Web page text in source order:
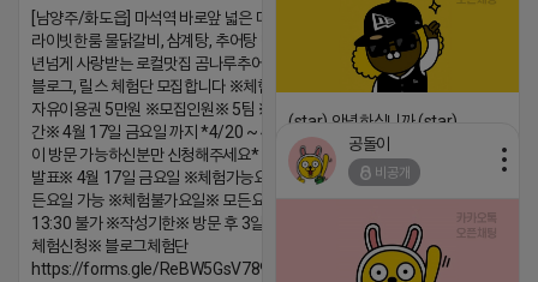
[남양주/화도읍] 마석역 바로앞 넓은 매장과, 프
라이빗한룸 물닭갈비, 삼계탕, 추어탕 맛집 10
년넘게 사랑받는 로컬맛집 곰나루추어탕에서
블로그, 릴스 체험단 모집합니다 ※체험메뉴※
자유이용권 5만원 ※모집인원※ 5팀 ※모집기
간※ 4월 17일 금요일 까지 *4/20 ~ 4/26 사
이 방문 가능하신분만 신청해주세요* ※체험단
발표※ 4월 17일 금요일 ※체험가능요일※ 모
든요일 가능 ※체험불가요일※ 모든요일 12 ~
13:30 불가 ※작성기한※ 방문 후 3일 이내 ※
체험신청※ 블로그체험단
https://forms.gle/ReBW5GsV789ur2Pz6
(star) 안녕하십니까 (star)
2026-04-18 17:12
공돌이
비공개